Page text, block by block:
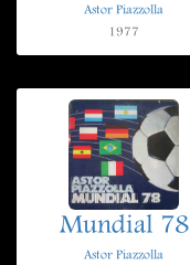
Astor Piazzolla
1977
Mundial 78
Astor Piazzolla